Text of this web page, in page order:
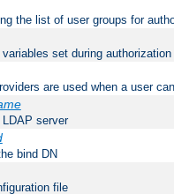
the list of user groups for
set during authorization
are used when a user
server
bind DN
file